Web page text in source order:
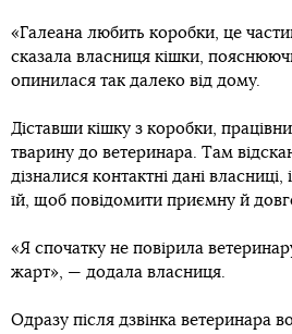
«Галеана любить коробки, це
сказала власниця кішки,
опинилася так далеко від дому.
Діставши кішку з коробки,
тварину до ветеринара. Там
дізналися контактні дані
їй, щоб повідомити приємну й
«Я спочатку не повірила
жарт», — додала власниця.
Одразу після дзвінка ветеринара